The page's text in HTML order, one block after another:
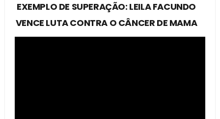
EXEMPLO DE SUPERAÇÃO: LEILA FACUNDO
VENCE LUTA CONTRA O CÂNCER DE MAMA